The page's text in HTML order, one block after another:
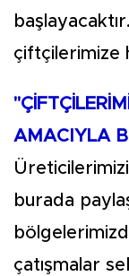
çiftçilerimize
AMACIYLA
burada
çatışmalar